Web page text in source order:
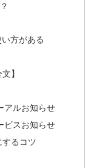
方がある
】
アルお知らせ
ビスお知らせ
するコツ